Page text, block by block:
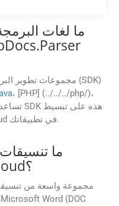
ما لغات
، [PHP] (../../../php/)،
عملية دمج GroupDocs.Parser Cloud في تطبيقاتك.
ما
GroupDocs.Parser Cloud؟